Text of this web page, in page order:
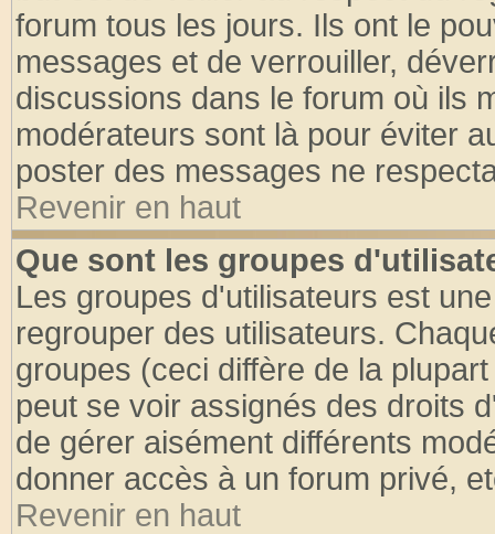
forum tous les jours. Ils ont le
messages et de verrouiller,
discussions dans le forum où ils
modérateurs sont là pour éviter
poster des messages ne
Revenir en haut
Que sont les groupes
Les groupes d'utilisateurs est
regrouper des utilisateurs.
groupes (ceci diffère de la
peut se voir assignés des droits
de gérer aisément différents
donner accès à un forum privé,
Revenir en haut